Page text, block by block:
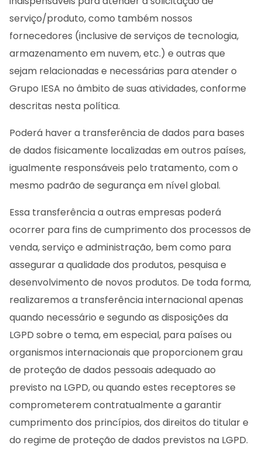
serviço/produto, como também nossos
fornecedores (inclusive de serviços de tecnologia,
armazenamento em nuvem, etc.) e outras que
sejam relacionadas e necessárias para atender o
Grupo IESA no âmbito de suas atividades, conforme
descritas nesta política.
Poderá haver a transferência de dados para bases
de dados fisicamente localizadas em outros países,
igualmente responsáveis pelo tratamento, com o
mesmo padrão de segurança em nível global.
Essa transferência a outras empresas poderá
ocorrer para fins de cumprimento dos processos de
venda, serviço e administração, bem como para
assegurar a qualidade dos produtos, pesquisa e
desenvolvimento de novos produtos. De toda forma,
realizaremos a transferência internacional apenas
quando necessário e segundo as disposições da
LGPD sobre o tema, em especial, para países ou
organismos internacionais que proporcionem grau
de proteção de dados pessoais adequado ao
previsto na LGPD, ou quando estes receptores se
comprometerem contratualmente a garantir
cumprimento dos princípios, dos direitos do titular e
do regime de proteção de dados previstos na LGPD.